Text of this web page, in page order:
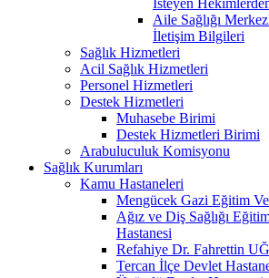
Aile Sağlığı
İletişim Bilgileri
Sağlık Hizmetleri
Acil Sağlık Hizmetleri
Personel Hizmetleri
Destek Hizmetleri
Muhasebe Birimi
Destek Hizmetleri Birimi
Arabuluculuk Komisyonu
Sağlık Kurumları
Kamu Hastaneleri
Mengücek Gazi Eğitim Ve
Ağız ve Diş Sağlığı
Hastanesi
Refahiye Dr. Fahrettin
Tercan İlçe Devlet